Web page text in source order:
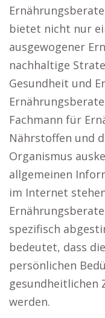
bietet nicht nur
ausgewogener
nachhaltige
Gesundheit und
Fachmann für
Nährstoffen und
Organismus
allgemeinen
im Internet
spezifisch
bedeutet, dass
persönlichen
gesundheitlichen
werden.